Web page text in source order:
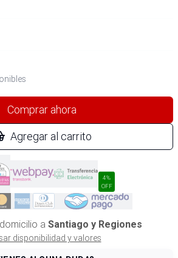
Comprar ahora
Agregar al carrito
4%
OFF
a Santiago y Regiones
disponibilidad y valores